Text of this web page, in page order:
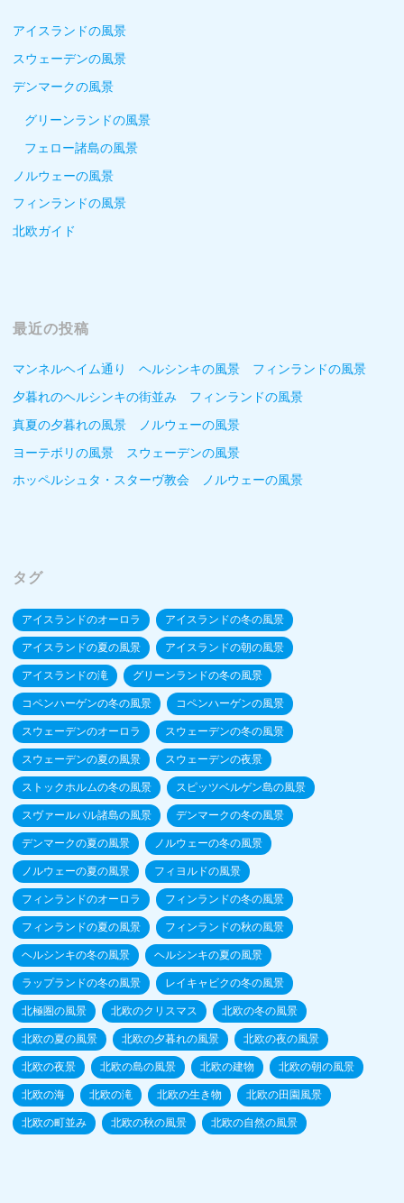
アイスランドの風景
スウェーデンの風景
デンマークの風景
グリーンランドの風景
フェロー諸島の風景
ノルウェーの風景
フィンランドの風景
北欧ガイド
最近の投稿
マンネルヘイム通り ヘルシンキの風景 フィンランドの風景
夕暮れのヘルシンキの街並み フィンランドの風景
真夏の夕暮れの風景 ノルウェーの風景
ヨーテボリの風景 スウェーデンの風景
ホッペルシュタ・スターヴ教会 ノルウェーの風景
タグ
アイスランドのオーロラ アイスランドの冬の風景
アイスランドの夏の風景 アイスランドの朝の風景
アイスランドの滝 グリーンランドの冬の風景
コペンハーゲンの冬の風景 コペンハーゲンの風景
スウェーデンのオーロラ スウェーデンの冬の風景
スウェーデンの夏の風景 スウェーデンの夜景
ストックホルムの冬の風景 スピッツベルゲン島の風景
スヴァールバル諸島の風景 デンマークの冬の風景
デンマークの夏の風景 ノルウェーの冬の風景
ノルウェーの夏の風景 フィヨルドの風景
フィンランドのオーロラ フィンランドの冬の風景
フィンランドの夏の風景 フィンランドの秋の風景
ヘルシンキの冬の風景 ヘルシンキの夏の風景
ラップランドの冬の風景 レイキャビクの冬の風景
北極圏の風景 北欧のクリスマス 北欧の冬の風景
北欧の夏の風景 北欧の夕暮れの風景 北欧の夜の風景
北欧の夜景 北欧の島の風景 北欧の建物 北欧の朝の風景
北欧の海 北欧の滝 北欧の生き物 北欧の田園風景
北欧の町並み 北欧の秋の風景 北欧の自然の風景